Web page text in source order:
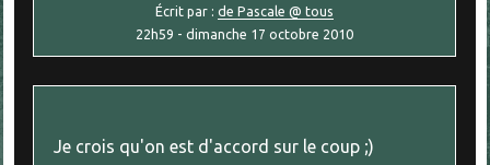
Écrit par :de Pascale @ tous
22h59 -dimanche 17 octobre 2010
Je crois qu'on est d'accord sur le coup ;)